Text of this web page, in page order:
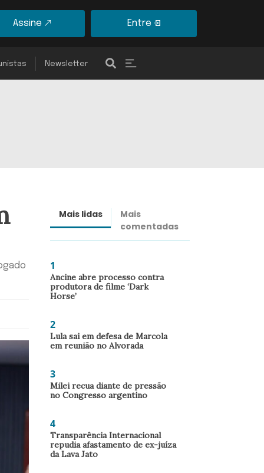
Assine Entre
Newsletter
Mais lidas
Mais
comentadas
1
Ancine abre processo contra
produtora de filme ‘Dark
Horse’
2
Lula sai em defesa de Marcola
em reunião no Alvorada
3
Milei recua diante de pressão
no Congresso argentino
4
Transparência Internacional
repudia afastamento de ex-juíza
da Lava Jato